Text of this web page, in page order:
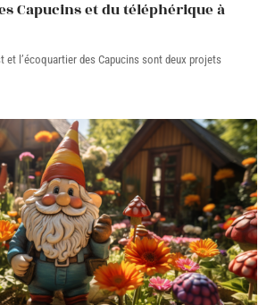
Capucins et du téléphérique à
et l’écoquartier des Capucins sont deux projets